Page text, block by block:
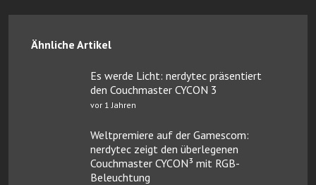
Ähnliche Artikel
Es werde Licht: nerdytec präsentiert
den Couchmaster CYCON 3
vor 1 Jahren
Weltpremiere auf der Gamescom:
nerdytec zeigt den überlegenen
Couchmaster CYCON³ mit RGB-
Beleuchtung